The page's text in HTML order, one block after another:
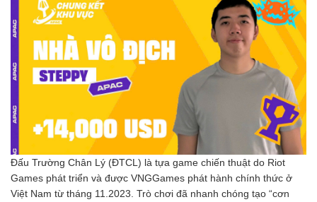
Đấu Trường Chân Lý (ĐTCL) là tựa game chiến thuật do Riot
Games phát triển và được VNGGames phát hành chính thức ở
Việt Nam từ tháng 11.2023. Trò chơi đã nhanh chóng tạo “cơn